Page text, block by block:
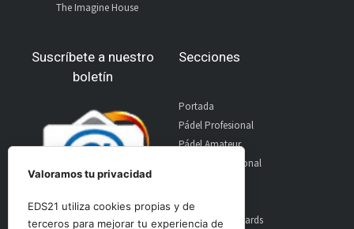
The Imagine House
Suscríbete a nuestro
boletín
Secciones
Portada
Pádel Profesional
Pádel Amateur
Pádel Internacional
Material
World Padel Awards
Valoramos tu privacidad
EDS21 utiliza cookies propias y de
terceros para mejorar tu experiencia de